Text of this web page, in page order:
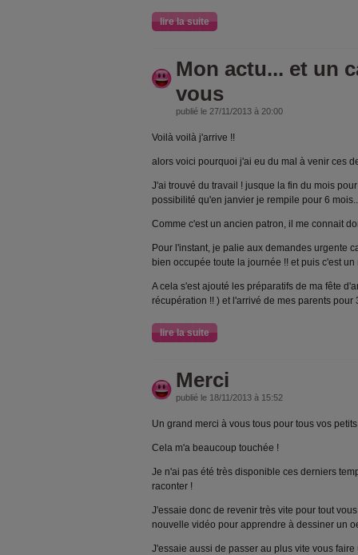
lire la suite
Mon actu... et un
vous
publié le 27/11/2013 à 20:00
Voilà voilà j'arrive !!
alors voici pourquoi j'ai eu du mal à venir ces
J'ai trouvé du travail ! jusque la fin du mois
possibilité qu'en janvier je rempile pour 6
Comme c'est un ancien patron, il me connait
Pour l'instant, je palie aux demandes urgente
bien occupée toute la journée !! et puis c'est
A cela s'est ajouté les préparatifs de ma fête
récupération !! ) et l'arrivé de mes parents
lire la suite
Merci
publié le 18/11/2013 à 15:52
Un grand merci à vous tous pour tous vos
Cela m'a beaucoup touchée !
Je n'ai pas été très disponible ces derniers
raconter !
J'essaie donc de revenir très vite pour tout
nouvelle vidéo pour apprendre à dessiner un
J'essaie aussi de passer au plus vite vous